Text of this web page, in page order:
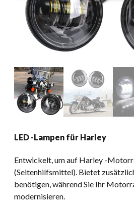
LED -Lampen für Harley
Entwickelt, um auf Harley -
(Seitenhilfsmittel). Bietet
benötigen, während Sie Ihr
modernisieren.